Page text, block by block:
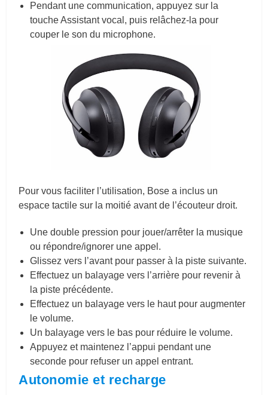
Pendant une communication, appuyez sur la
touche Assistant vocal, puis relâchez-la pour
couper le son du microphone.
Pour vous faciliter l’utilisation, Bose a inclus un
espace tactile sur la moitié avant de l’écouteur droit.
Une double pression pour jouer/arrêter la musique
ou répondre/ignorer une appel.
Glissez vers l’avant pour passer à la piste suivante.
Effectuez un balayage vers l’arrière pour revenir à
la piste précédente.
Effectuez un balayage vers le haut pour augmenter
le volume.
Un balayage vers le bas pour réduire le volume.
Appuyez et maintenez l’appui pendant une
seconde pour refuser un appel entrant.
Autonomie et recharge